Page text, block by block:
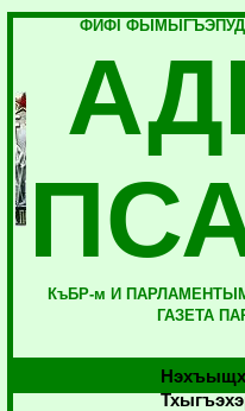
ФИФI
КъБР-м И
ГАЗЕТА